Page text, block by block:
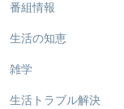
番組情報
生活の知恵
雑学
生活トラブル解決